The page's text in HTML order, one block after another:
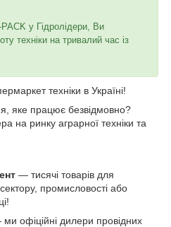
у Гідролідери, Ви
техніки на тривалий час із
техніки в Україні!
яке працює безвідмовно?
на ринку аграрної техніки та
— тисячі товарів для
промисловості або
офіційні дилери провідних